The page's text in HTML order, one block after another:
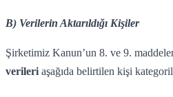
B) Verilerin Aktarıldığı Kişiler
Şirketimiz Kanun’un 8. ve 9.
verileri aşağıda belirtilen kişi